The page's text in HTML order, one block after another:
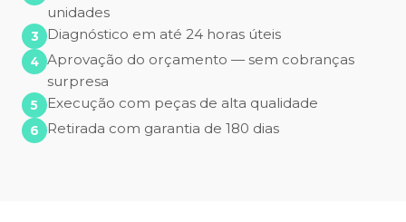
unidades
Diagnóstico em até 24 horas úteis
Aprovação do orçamento — sem cobranças
surpresa
Execução com peças de alta qualidade
Retirada com garantia de 180 dias